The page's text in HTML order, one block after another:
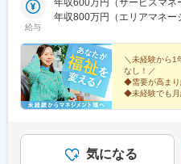
東海／岐阜、静岡、愛知、
奈良、和歌山■中国・四国／
沖縄★【エリア勤務希望・移
充実していますので、現在
せください！☆『寮費無料プ
希望・移住希望の方はお気
京都】【神奈川県】【新潟
用会社負担等の移住支援あ
への1年間の支援あり（規
給与
年収800万円（エリアマネー
＼未経験から1
なし！／
◆需要が高まり
◆未経験でも月
気になる